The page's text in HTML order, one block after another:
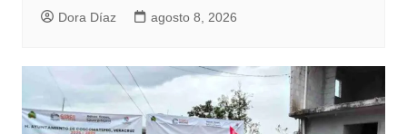
Dora Díaz agosto 8, 2026